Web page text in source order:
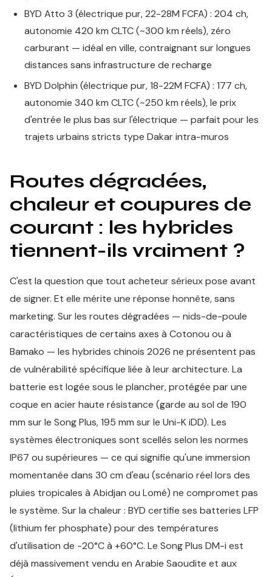
BYD Atto 3 (électrique pur, 22-28M FCFA) : 204 ch,
autonomie 420 km CLTC (~300 km réels), zéro
carburant — idéal en ville, contraignant sur longues
distances sans infrastructure de recharge
BYD Dolphin (électrique pur, 18-22M FCFA) : 177 ch,
autonomie 340 km CLTC (~250 km réels), le prix
d'entrée le plus bas sur l'électrique — parfait pour les
trajets urbains stricts type Dakar intra-muros
Routes dégradées,
chaleur et coupures de
courant : les hybrides
tiennent-ils vraiment ?
C'est la question que tout acheteur sérieux pose avant
de signer. Et elle mérite une réponse honnête, sans
marketing. Sur les routes dégradées — nids-de-poule
caractéristiques de certains axes à Cotonou ou à
Bamako — les hybrides chinois 2026 ne présentent pas
de vulnérabilité spécifique liée à leur architecture. La
batterie est logée sous le plancher, protégée par une
coque en acier haute résistance (garde au sol de 190
mm sur le Song Plus, 195 mm sur le Uni-K iDD). Les
systèmes électroniques sont scellés selon les normes
IP67 ou supérieures — ce qui signifie qu'une immersion
momentanée dans 30 cm d'eau (scénario réel lors des
pluies tropicales à Abidjan ou Lomé) ne compromet pas
le système. Sur la chaleur : BYD certifie ses batteries LFP
(lithium fer phosphate) pour des températures
d'utilisation de -20°C à +60°C. Le Song Plus DM-i est
déjà massivement vendu en Arabie Saoudite et aux